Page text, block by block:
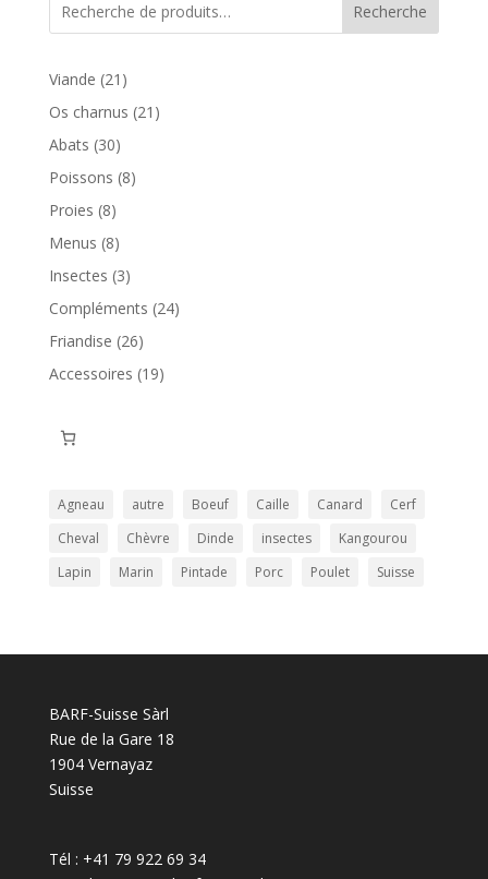
Recherche
Viande 21 21
produits
Os charnus 21 21
Abats 3030
produits
Poissons 88
Proies 88
produits
Menus 88
produits
Insectes 33
produits
Compléments 2424
Friandise 2626
produits
Accessoires 1919
Agneau autre Boeuf Caille Canard
Cerf
Cheval
Chèvre Dinde insectes
Kangourou
Lapin
Marin Pintade Porc Poulet Suisse
BARF-Suisse Sàrl
Rue de la Gare 18
1904 Vernayaz
Suisse
Tél : +41 79 922 69 34